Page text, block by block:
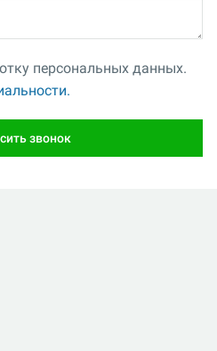
персональных данных.
звонок